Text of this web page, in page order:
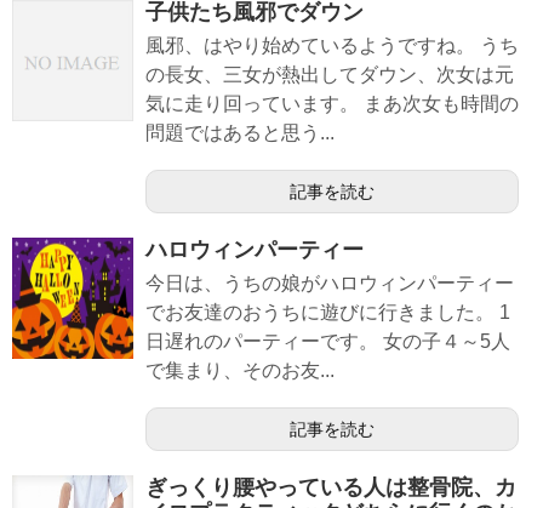
子供たち風邪でダウン
風邪、はやり始めているようですね。 うち
の長女、三女が熱出してダウン、次女は元
気に走り回っています。 まあ次女も時間の
問題ではあると思う...
記事を読む
ハロウィンパーティー
今日は、うちの娘がハロウィンパーティー
でお友達のおうちに遊びに行きました。 1
日遅れのパーティーです。 女の子４～5人
で集まり、そのお友...
記事を読む
ぎっくり腰やっている人は整骨院、カ